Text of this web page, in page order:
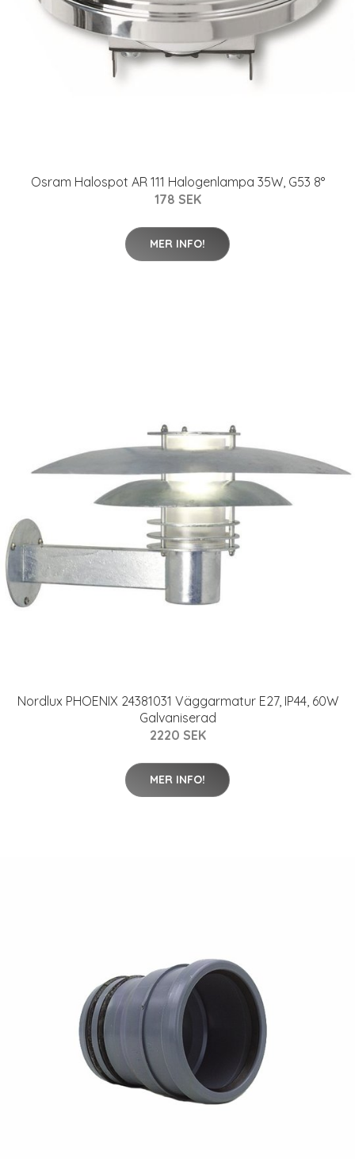
Osram Halospot AR 111 Halogenlampa 35W, G53 8°
178 SEK
MER INFO!
Nordlux PHOENIX 24381031 Väggarmatur E27, IP44, 60W
Galvaniserad
2220 SEK
MER INFO!